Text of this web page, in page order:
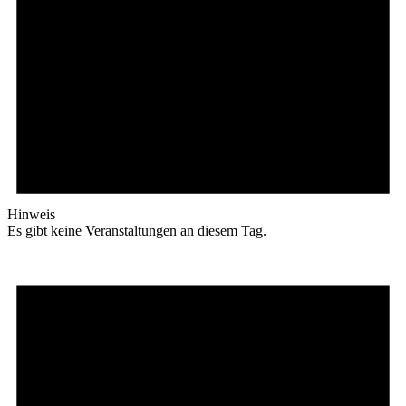
Hinweis
Es gibt keine Veranstaltungen an diesem Tag.